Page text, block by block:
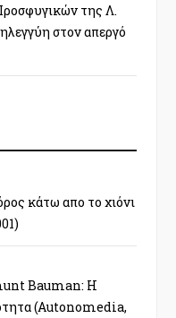
της Λ.
στον απεργό
κάτω απο το χιόνι
Bauman: Η
(Autonomedia,